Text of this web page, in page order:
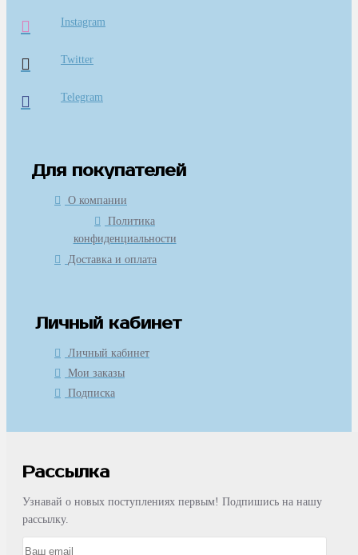
Instagram
Twitter
Telegram
Для покупателей
О компании
Политика
конфиденциальности
Доставка и оплата
Личный кабинет
Личный кабинет
Мои заказы
Подписка
Рассылка
Узнавай о новых поступлениях первым! Подпишись на нашу
рассылку.